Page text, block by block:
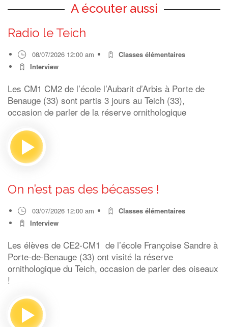
A écouter aussi
Radio le Teich
08/07/2026 12:00 am
Classes élémentaires
Interview
Les CM1 CM2 de l’école l’Aubarit d’Arbis à Porte de
Benauge (33) sont partis 3 jours au Teich (33),
occasion de parler de la réserve ornithologique
On n’est pas des bécasses !
03/07/2026 12:00 am
Classes élémentaires
Interview
Les élèves de CE2-CM1 de l’école Françoise Sandre à
Porte-de-Benauge (33) ont visité la réserve
ornithologique du Teich, occasion de parler des oiseaux
!